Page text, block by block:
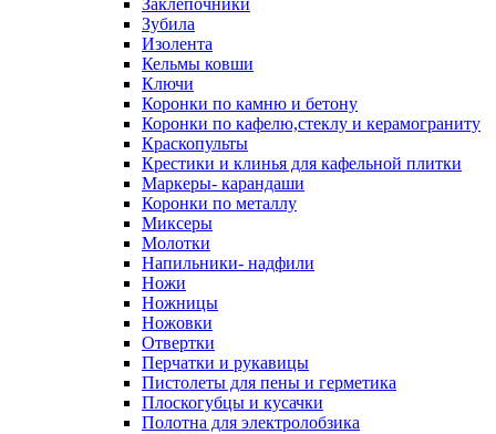
Заклёпочники
Зубила
Изолента
Кельмы ковши
Ключи
Коронки по камню и бетону
Коронки по кафелю,стеклу и керамограниту
Краскопульты
Крестики и клинья для кафельной плитки
Маркеры- карандаши
Коронки по металлу
Миксеры
Молотки
Напильники- надфили
Ножи
Ножницы
Ножовки
Отвертки
Перчатки и рукавицы
Пистолеты для пены и герметика
Плоскогубцы и кусачки
Полотна для электролобзика